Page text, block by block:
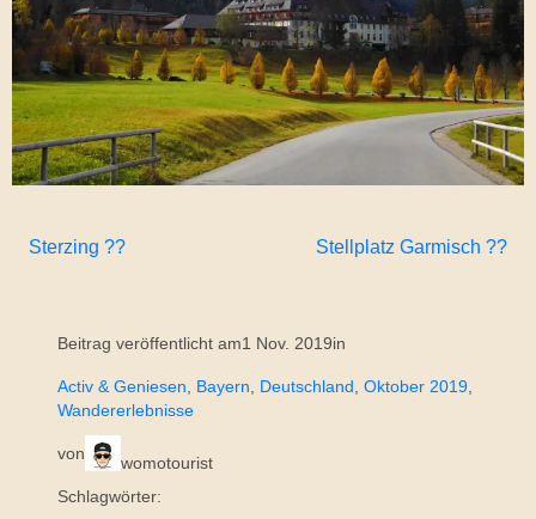
Sterzing ?? Stellplatz Garmisch ??
Beitrag veröffentlicht am1 Nov. 2019in
Activ & Geniesen Bayern Deutschland Oktober 2019
Wandererlebnisse
von
womotourist
Schlagwörter: